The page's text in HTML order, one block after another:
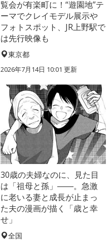
覧会が有楽町に！“遊園地”テ
ーマでクレイモデル展示や
フォトスポット、JR上野駅で
は先行映像も
東京都
2026年7月14日 10:01 更新
30歳の夫婦なのに、見た目
は「祖母と孫」――。急激
に老いる妻と成長が止まっ
た夫の漫画が描く「歳と幸
せ」
全国